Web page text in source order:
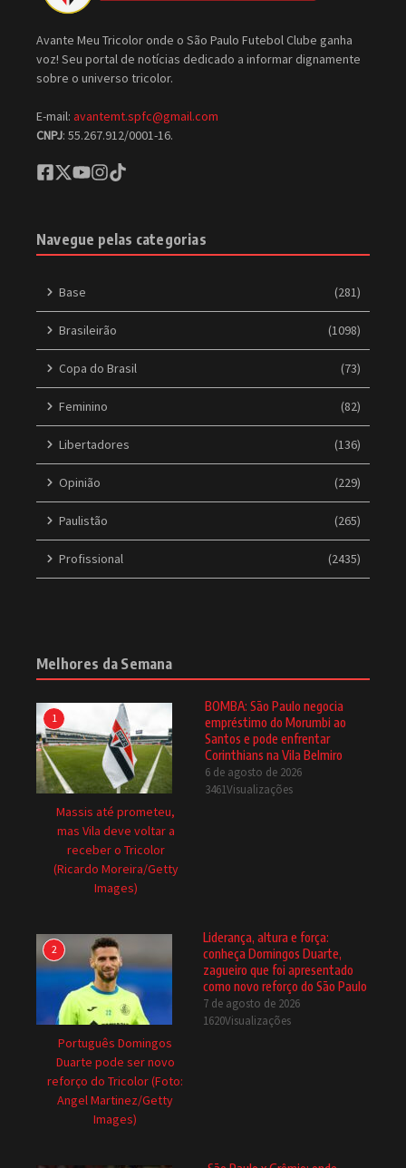
Avante Meu Tricolor onde o São Paulo Futebol Clube ganha
voz! Seu portal de notícias dedicado a informar dignamente
sobre o universo tricolor.
E-mail: avantemt.spfc@gmail.com
CNPJ: 55.267.912/0001-16.
Navegue pelas categorias
Base (281)
Brasileirão (1098)
Copa do Brasil (73)
Feminino (82)
Libertadores (136)
Opinião (229)
Paulistão (265)
Profissional (2435)
Melhores da Semana
1
Massis até prometeu,
mas Vila deve voltar a
receber o Tricolor
(Ricardo Moreira/Getty
Images)
BOMBA: São Paulo negocia
empréstimo do Morumbi ao
Santos e pode enfrentar
Corinthians na Vila Belmiro
6 de agosto de 2026
3461Visualizações
2
Português Domingos
Duarte pode ser novo
reforço do Tricolor (Foto:
Angel Martinez/Getty
Images)
Liderança, altura e força:
conheça Domingos Duarte,
zagueiro que foi apresentado
como novo reforço do São Paulo
7 de agosto de 2026
1620Visualizações